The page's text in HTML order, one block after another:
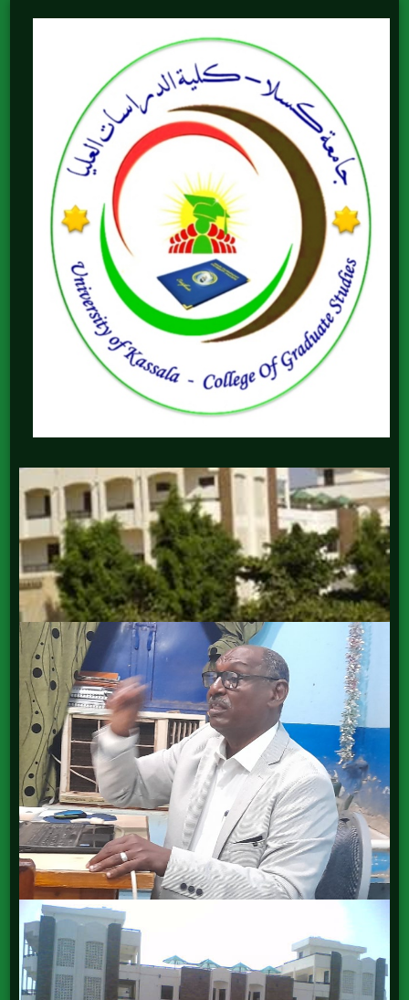
to
College of Graduate Studies كلية
الدراسات العليا